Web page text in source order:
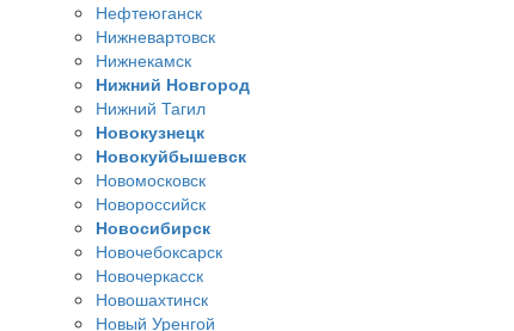
Нефтеюганск
Нижневартовск
Нижнекамск
Нижний Новгород
Нижний Тагил
Новокузнецк
Новокуйбышевск
Новомосковск
Новороссийск
Новосибирск
Новочебоксарск
Новочеркасск
Новошахтинск
Новый Уренгой